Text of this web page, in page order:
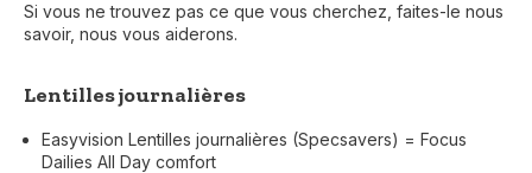
Si vous ne trouvez pas ce que vous cherchez, faites-le nous
savoir, nous vous aiderons.
Lentilles journalières
Easyvision Lentilles journalières (Specsavers) = Focus
Dailies All Day comfort